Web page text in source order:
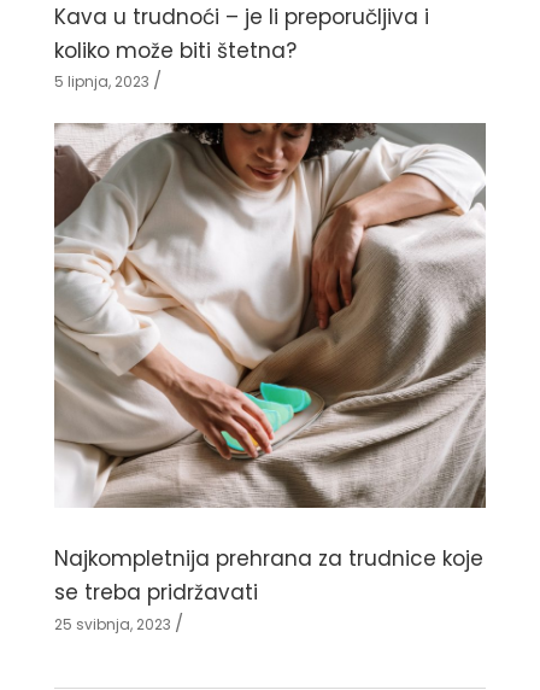
Kava u trudnoći – je li preporučljiva i
koliko može biti štetna?
5 lipnja, 2023
Najkompletnija prehrana za trudnice koje
se treba pridržavati
25 svibnja, 2023